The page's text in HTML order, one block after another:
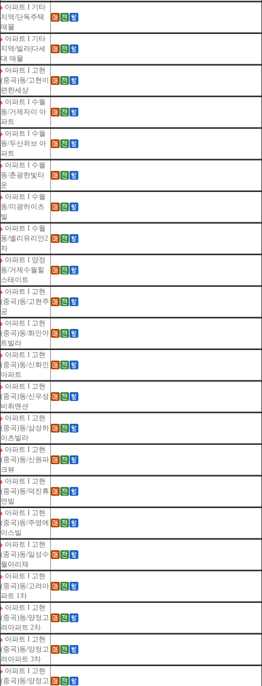
아파트 I 기타
지역/단독주택
매물
아파트 I 기타
지역/빌라|다세
대 매물
아파트 I 고현
(중곡)동/고현이
편한세상
아파트 I 수월
동/거제자이 아
파트
아파트 I 수월
동/두산위브 아
파트
아파트 I 수월
동/춘광한빛타
운
아파트 I 수월
동/미광하이츠
빌
아파트 I 수월
동/엘리유리안2
차
아파트 I 양정
동/거제수월힐
스테이트
아파트 I 고현
(중곡)동/고현주
공
아파트 I 고현
(중곡)동/화인아
트빌라
아파트 I 고현
(중곡)동/신화인
아파트
아파트 I 고현
(중곡)동/신우성
비취맨션
아파트 I 고현
(중곡)동/삼성하
이츠빌라
아파트 I 고현
(중곡)동/신원파
크뷰
아파트 I 고현
(중곡)동/덕진휴
먼빌
아파트 I 고현
(중곡)동/주영에
이스빌
아파트 I 고현
(중곡)동/일성수
월아리채
아파트 I 고현
(중곡)동/고려아
파트 1차
아파트 I 고현
(중곡)동/양정고
려아파트 2차
아파트 I 고현
(중곡)동/양정고
려아파트 3차
아파트 I 고현
(중곡)동/양정고